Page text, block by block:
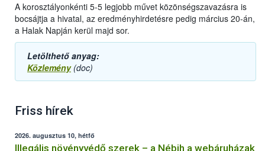
A korosztályonkénti 5-5 legjobb művet közönségszavazásra is
bocsájtja a hivatal, az eredményhirdetésre pedig március 20-án,
a Halak Napján kerül majd sor.
Letölthető anyag:
Közlemény(doc)
Friss hírek
2026. augusztus 10, hétfő
Illegális növényvédő szerek – a Nébih a webáruházak